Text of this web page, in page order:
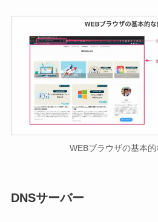
WEBブラウザの基本
DNSサーバー